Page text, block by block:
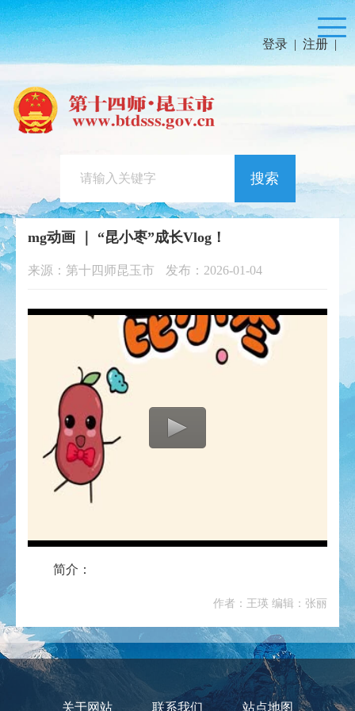
登录 | 注册 |
搜索
mg动画 ｜ “昆小枣”成长Vlog！
来源：第十四师昆玉市 发布：2026-01-04
简介：
作者：王瑛 编辑：张丽
关于网站 联系我们 站点地图